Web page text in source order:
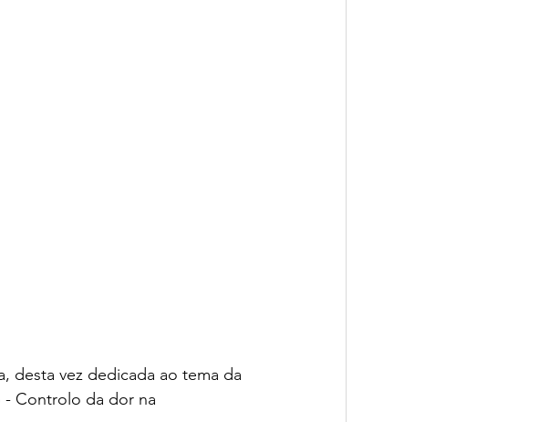
desta vez dedicada ao tema da
Controlo da dor na